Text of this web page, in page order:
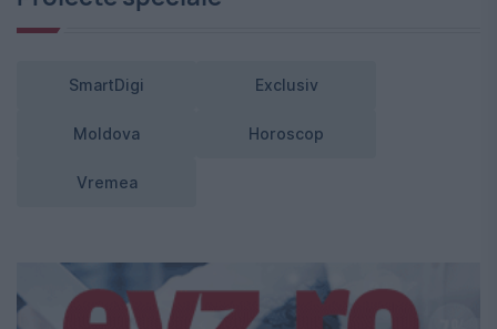
SmartDigi Exclusiv
Moldova Horoscop
Vremea